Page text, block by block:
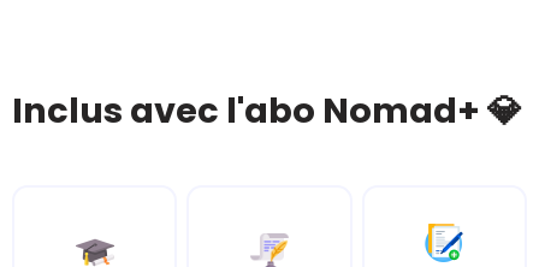
Inclus avec l'abo Nomad+ 💎